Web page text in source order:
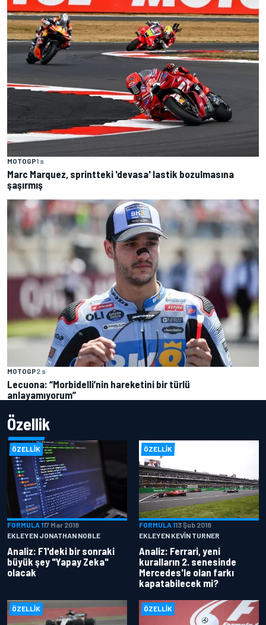
MOTOGP1 s
Marc Marquez, sprintteki 'devasa' lastik bozulmasına
şaşırmış
MOTOGP2 s
Lecuona: “Morbidelli’nin hareketini bir türlü
anlayamıyorum”
Özellik
ÖZELLIK
FORMULA 117 Mar 2018
EKLEYEN JONATHAN NOBLE
Analiz: F1'deki bir sonraki
büyük şey "Yapay Zeka"
olacak
ÖZELLIK
FORMULA 113 Şub 2018
EKLEYEN KEVIN TURNER
Analiz: Ferrari, yeni
kuralların 2. senesinde
Mercedes'le olan farkı
kapatabilecek mi?
ÖZELLIK ÖZELLIK